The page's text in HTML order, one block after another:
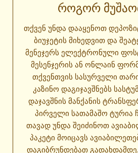
ᲠᲝᲒᲝᲠ
თქვენ უნდა დააყენოთ
ბიუჯეტის მიხედვით და
მენეჯერს ელექტრონული
მესენჯერის ან ონლაინ
თქვენთვის სასურველი
კაზინო დაგიჯავშნებს
დაჯავშნის მანქანის
პირველი სათამაშო ტურია
თავად უნდა შეიძინოთ
პაკეტი მოიცავს
დაგიბრუნდებათ